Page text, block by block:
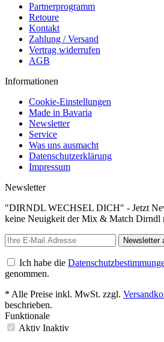
Partnerprogramm
Retoure
Kontakt
Zahlung / Versand
Vertrag widerrufen
AGB
Informationen
Cookie-Einstellungen
Made in Bavaria
Newsletter
Service
Was uns ausmacht
Datenschutzerklärung
Impressum
Newsletter
"DIRNDL WECHSEL DICH" - Jetzt
keine Neuigkeit der Mix & Match Dirndl
Newsletter
Ich habe die
genommen.
* Alle Preise inkl. MwSt. zzgl.
beschrieben.
Funktionale
Aktiv Inaktiv